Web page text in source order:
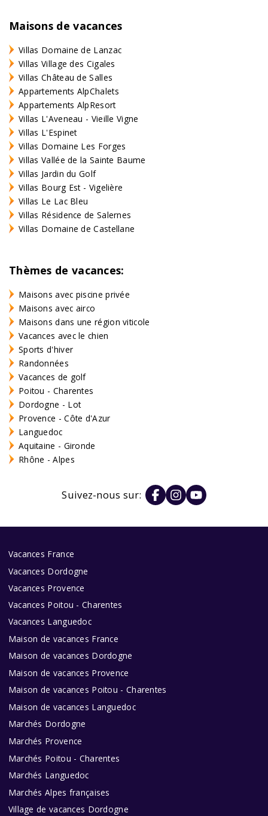
Maisons de vacances
Villas Domaine de Lanzac
Villas Village des Cigales
Villas Château de Salles
Appartements AlpChalets
Appartements AlpResort
Villas L'Aveneau - Vieille Vigne
Villas L'Espinet
Villas Domaine Les Forges
Villas Vallée de la Sainte Baume
Villas Jardin du Golf
Villas Bourg Est - Vigelière
Villas Le Lac Bleu
Villas Résidence de Salernes
Villas Domaine de Castellane
Thèmes de vacances:
Maisons avec piscine privée
Maisons avec airco
Maisons dans une région viticole
Vacances avec le chien
Sports d'hiver
Randonnées
Vacances de golf
Poitou - Charentes
Dordogne - Lot
Provence - Côte d'Azur
Languedoc
Aquitaine - Gironde
Rhône - Alpes
Suivez-nous sur:
Vacances France
Vacances Dordogne
Vacances Provence
Vacances Poitou - Charentes
Vacances Languedoc
Maison de vacances France
Maison de vacances Dordogne
Maison de vacances Provence
Maison de vacances Poitou - Charentes
Maison de vacances Languedoc
Marchés Dordogne
Marchés Provence
Marchés Poitou - Charentes
Marchés Languedoc
Marchés Alpes françaises
Village de vacances Dordogne